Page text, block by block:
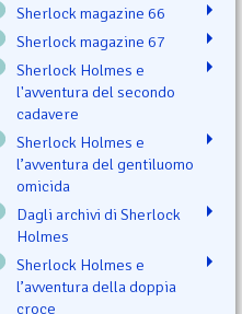
Sherlock magazine 66
Sherlock magazine 67
Sherlock Holmes e
l'avventura del secondo
cadavere
Sherlock Holmes e
l’avventura del gentiluomo
omicida
Dagli archivi di Sherlock
Holmes
Sherlock Holmes e
l’avventura della doppia
croce